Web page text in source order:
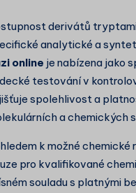
derivátů
analytické a
online je nabízena jako
testování v
spolehlivost a
a chemických
k možné
pro kvalifikované
souladu s platnými